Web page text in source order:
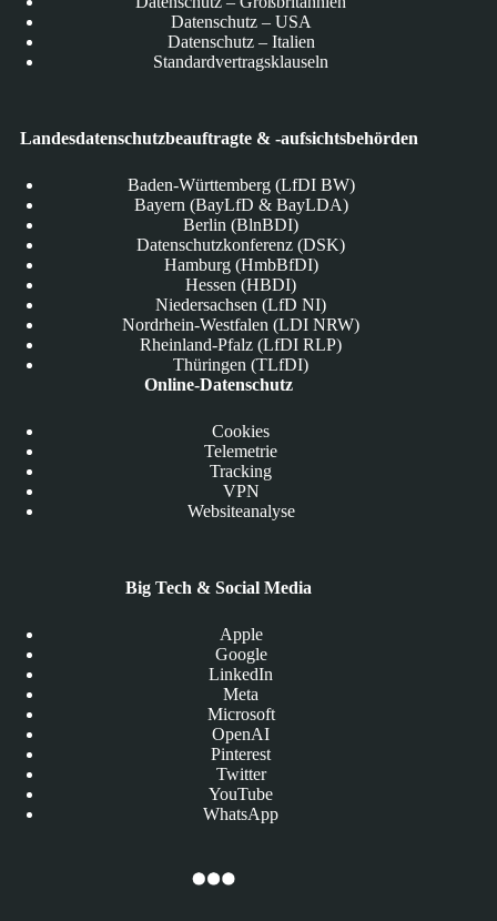
Datenschutz – USA
Datenschutz – Italien
Standardvertragsklauseln
Landesdatenschutzbeauftragte & -aufsichtsbehörden
Baden-Württemberg (LfDI BW)
Bayern (BayLfD & BayLDA)
Berlin (BlnBDI)
Datenschutzkonferenz (DSK)
Hamburg (HmbBfDI)
Hessen (HBDI)
Niedersachsen (LfD NI)
Nordrhein-Westfalen (LDI NRW)
Rheinland-Pfalz (LfDI RLP)
Thüringen (TLfDI)
Online-Datenschutz
Cookies
Telemetrie
Tracking
VPN
Websiteanalyse
Big Tech & Social Media
Apple
Google
LinkedIn
Meta
Microsoft
OpenAI
Pinterest
Twitter
YouTube
WhatsApp